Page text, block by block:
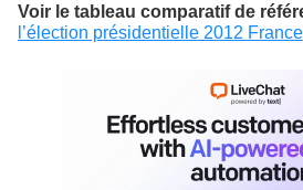
Voir le tableau comparatif de
l’élection présidentielle 2012 France